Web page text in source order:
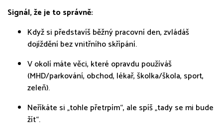
Signál, že je to správně:
Když si představíš běžný pracovní den, zvládáš
dojíždění bez vnitřního skřípání.
V okolí máte věci, které opravdu používáš
(MHD/parkování, obchod, lékař, školka/škola, sport,
zeleň).
Neříkáte si „tohle přetrpím“, ale spíš „tady se mi bude
žít“.